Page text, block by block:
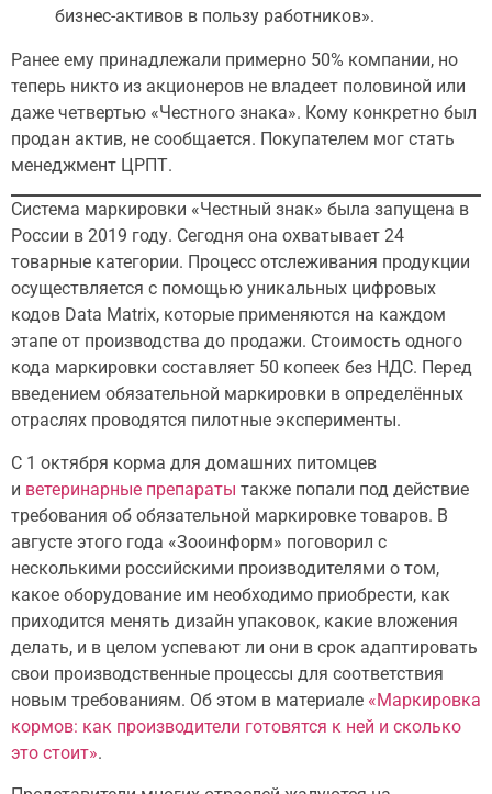
бизнес-активов в пользу работников».
Ранее ему принадлежали примерно 50% компании, но
теперь никто из акционеров не владеет половиной или
даже четвертью «Честного знака». Кому конкретно был
продан актив, не сообщается. Покупателем мог стать
менеджмент ЦРПТ.
Система маркировки «Честный знак» была запущена в
России в 2019 году. Сегодня она охватывает 24
товарные категории. Процесс отслеживания продукции
осуществляется с помощью уникальных цифровых
кодов Data Matrix, которые применяются на каждом
этапе от производства до продажи. Стоимость одного
кода маркировки составляет 50 копеек без НДС. Перед
введением обязательной маркировки в определённых
отраслях проводятся пилотные эксперименты.
С 1 октября корма для домашних питомцев
и ветеринарные препараты также попали под действие
требования об обязательной маркировке товаров. В
августе этого года «Зооинформ» поговорил с
несколькими российскими производителями о том,
какое оборудование им необходимо приобрести, как
приходится менять дизайн упаковок, какие вложения
делать, и в целом успевают ли они в срок адаптировать
свои производственные процессы для соответствия
новым требованиям. Об этом в материале «Маркировка
кормов: как производители готовятся к ней и сколько
это стоит».